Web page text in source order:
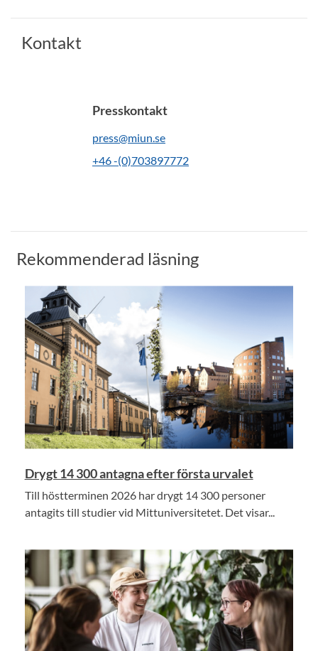
Kontakt
Presskontakt
press@miun.se
+46 -(0)703897772
Rekommenderad läsning
Drygt 14 300 antagna efter första urvalet
Till höstterminen 2026 har drygt 14 300 personer
antagits till studier vid Mittuniversitetet. Det visar...